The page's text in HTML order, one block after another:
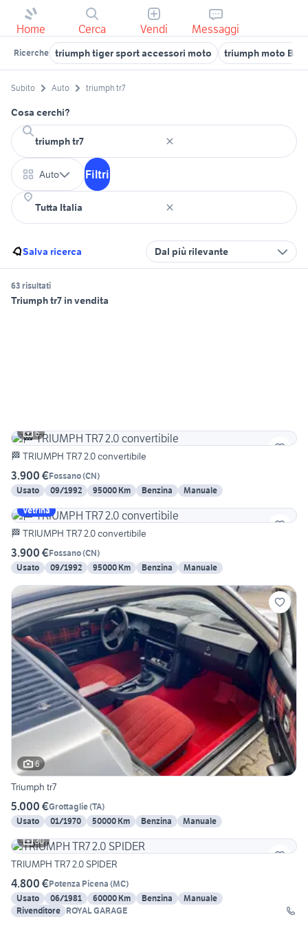
Home Cerca Vendi Messaggi
Ricerche triumph tiger sport accessori moto triumph moto
Subito Auto triumph tr7
Cosa cerchi?
Auto Filtri
Salva ricerca Dal più rilevante
63 risultati
Triumph tr7 in vendita
6
🏁 TRIUMPH TR7 2.0 convertibile
3.900 €Fossano(CN)
Usato
09/1992 95000 Km Benzina
Manuale
Vetrina
🏁 TRIUMPH TR7 2.0 convertibile
3.900 €Fossano(CN)
Usato
09/1992 95000 Km Benzina Manuale
6
Triumph tr7
5.000 €Grottaglie(TA)
Usato
01/1970 50000 Km Benzina
Manuale
30
TRIUMPH TR7 2.0 SPIDER
4.800 €Potenza Picena (MC)
Usato
06/1981 60000 Km Benzina
Manuale
Rivenditore ROYAL GARAGE